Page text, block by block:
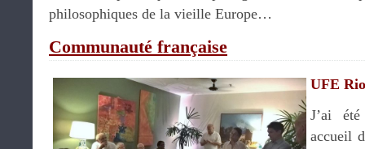
philosophiques de la vieille Europe…
Communauté française
UFE Rio
J’ai
accueil